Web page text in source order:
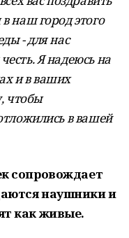
наш город этого
- для нас
Я надеюсь на
и в ваших
чтобы
в вашей
сопровождает
наушники и
как живые.